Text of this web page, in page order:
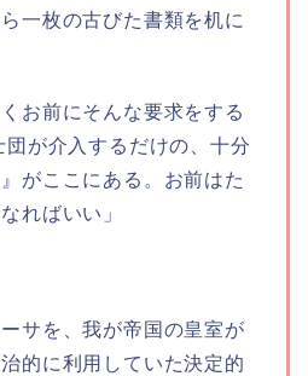
一枚の古びた書類を机に
お前にそんな要求をする
団が介入するだけの、十分
がここにある。お前はた
ればいい」
サを、我が帝国の皇室が
的に利用していた決定的